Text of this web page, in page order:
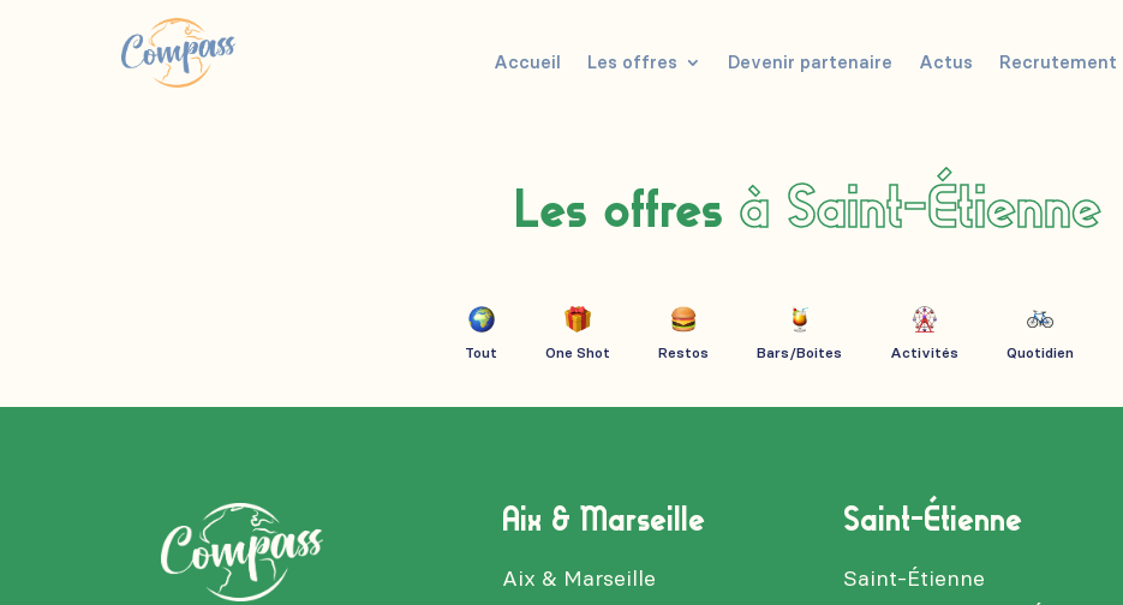
Accueil Les offres Devenir partenaire Actus Recrutement
Les offres à Saint-Étienne
Tout One Shot Restos Bars/Boites Activités Quotidien
Aix & Marseille
Aix & Marseille
Saint-Étienne
Saint-Étienne